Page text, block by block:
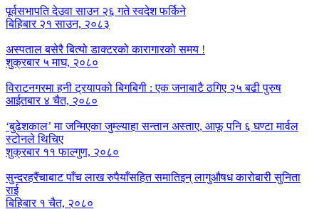
पूर्वसभापति देउवा साउन २६ गते स्वदेश फर्किने
बिहिबार २१ साउन, २०८३
अस्पताल बसेरै बित्यो डाक्टरको कारागारको समय !
शुक्रबार ५ माघ, २०८०
विराटनगरमा हनी ट्रयापको बिगबिगी : एक जनाबाटै ठगिए २५ बढी पुरुष
आईतबार ४ चैत, २०८०
‘बुढेशकाल’ मा जन्मिएका जुम्ल्याहा सन्तान अस्ताए, आफू पनि ६ घण्टा मार्वल
स्टोनले थिचिए
शुक्रबार ११ फाल्गुण, २०८०
सुन्दरहरैंचाबाट पाँच लाख रुपैयाँसहित समातिइन् लागुऔषध कारोबारी सुनिता
राई
बिहिबार १ चैत, २०८०